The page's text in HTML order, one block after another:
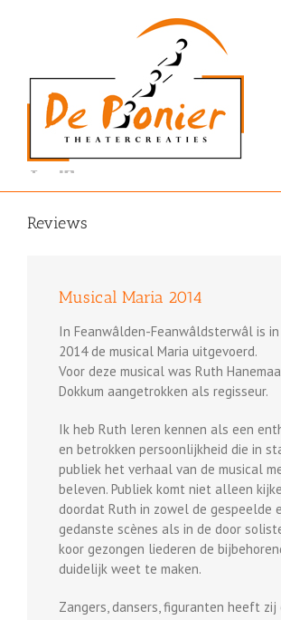
Reviews
Musical Maria 2014
In Feanwâlden-Feanwâldsterwâl is
2014 de musical Maria uitgevoerd.
Voor deze musical was Ruth
Dokkum aangetrokken als regisseur.
Ik heb Ruth leren kennen als een
en betrokken persoonlijkheid die in
publiek het verhaal van de musical
beleven. Publiek komt niet alleen
doordat Ruth in zowel de gespeelde
gedanste scènes als in de door
koor gezongen liederen de
duidelijk weet te maken.
Zangers, dansers, figuranten heeft